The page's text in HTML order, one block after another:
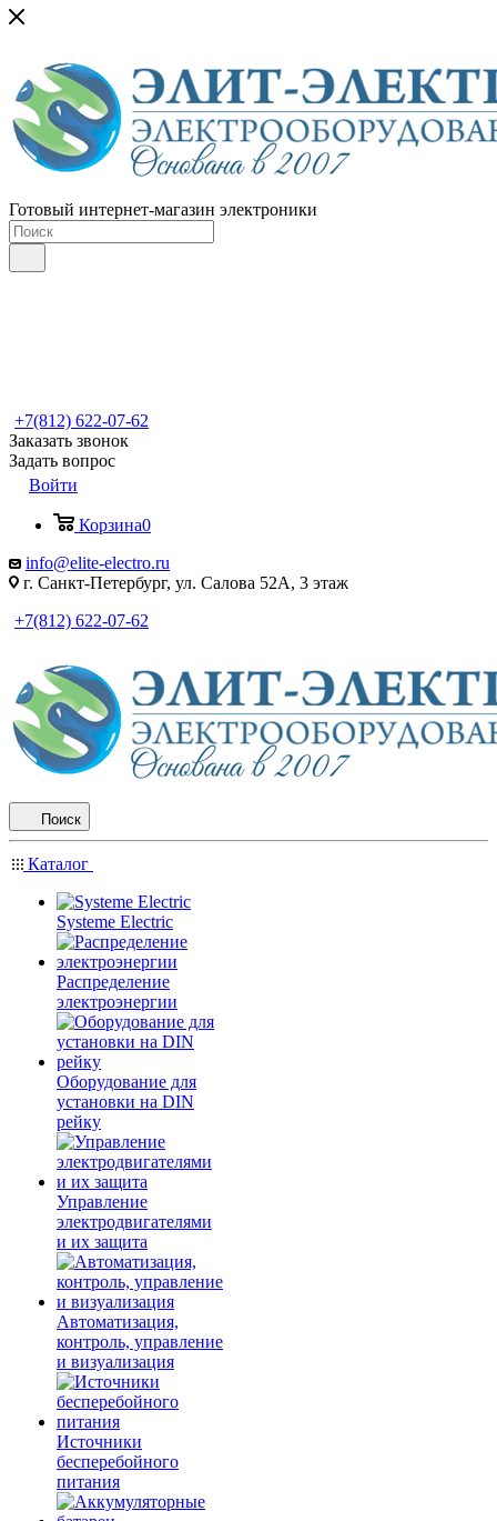
Готовый интернет-магазин электроники
+7(812) 622-07-62
Заказать звонок
Задать вопрос
Войти
Корзина0
info@elite-electro.ru
г. Санкт-Петербург, ул. Салова 52А, 3 этаж
+7(812) 622-07-62
Поиск
Каталог
Systeme Electric
Распределение
электроэнергии
Оборудование для
установки на DIN
рейку
Управление
электродвигателями
и их защита
Автоматизация,
контроль, управление
и визуализация
Источники
бесперебойного
питания